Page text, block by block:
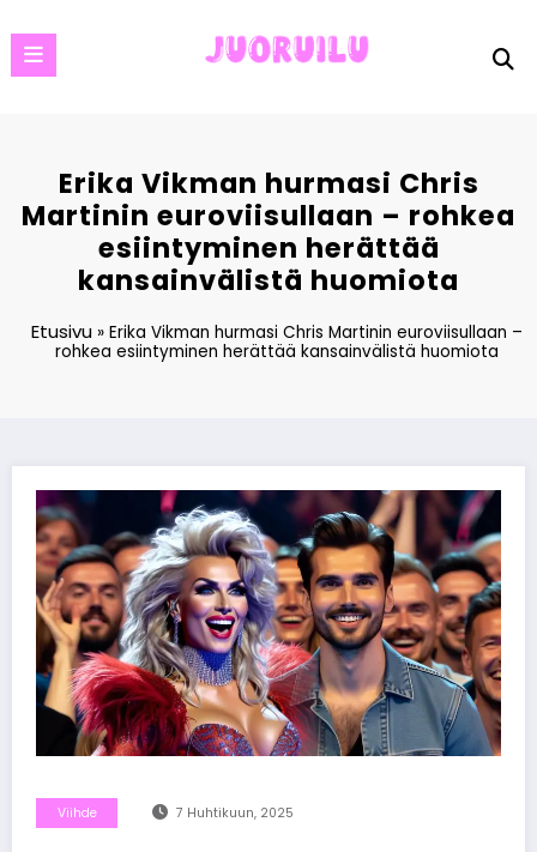
to
content
Erika Vikman hurmasi Chris
Martinin euroviisullaan – rohkea
esiintyminen herättää
kansainvälistä huomiota
Etusivu» Erika Vikman hurmasi Chris Martinin euroviisullaan –
rohkea esiintyminen herättää kansainvälistä huomiota
Viihde 7 Huhtikuun, 2025